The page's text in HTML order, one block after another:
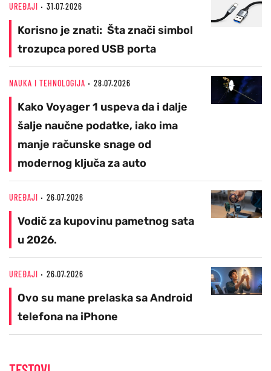
UREĐAJI 31.07.2026
Korisno je znati: Šta znači simbol
trozupca pored USB porta
NAUKA I TEHNOLOGIJA 28.07.2026
Kako Voyager 1 uspeva da i dalje
šalje naučne podatke, iako ima
manje računske snage od
modernog ključa za auto
UREĐAJI 26.07.2026
Vodič za kupovinu pametnog sata
u 2026.
UREĐAJI 26.07.2026
Ovo su mane prelaska sa Android
telefona na iPhone